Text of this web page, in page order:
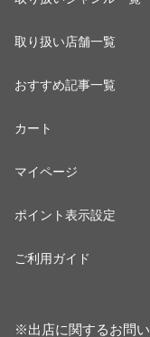
取り扱い店舗一覧
おすすめ記事一覧
カート
マイページ
ポイント表示設定
ご利用ガイド
※出店に関するお問